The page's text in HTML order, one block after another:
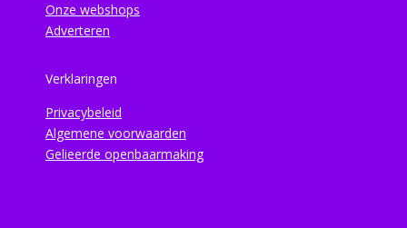
Onze webshops
Adverteren
Verklaringen
Privacybeleid
Algemene voorwaarden
Gelieerde openbaarmaking